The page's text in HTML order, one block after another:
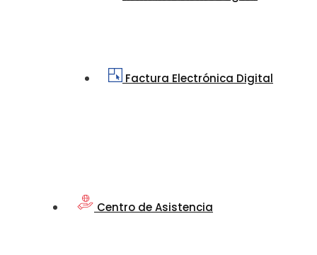
Factura Electrónica Digital
Centro de Asistencia